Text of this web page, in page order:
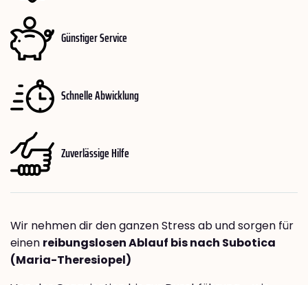
Günstiger Service
Schnelle Abwicklung
Zuverlässige Hilfe
Wir nehmen dir den ganzen Stress ab und sorgen für
einen reibungslosen Ablauf bis nach Subotica
(Maria-Theresiopel)